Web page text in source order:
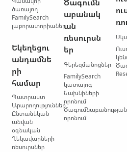
ծառայող
FamilySearch
լաբորատորիաներ
Եկեղեցու
անդամնե
րի
համար
Պատրաստ
Արարողություններ
Ընտանեկան
անվան
օգնական
Ղեկավարների
ռեսուրսներ
Ծագումն
աբանակ
ան
ռեսուրսն
եր
Գերեզմանոցներ
FamilySearch
կատալոգ
Նախնիների
որոնում
Ծագումնաբանության
որոնում